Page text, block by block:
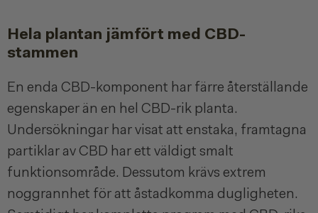
Hela plantan jämfört med CBD-
stammen
En enda CBD-komponent har färre återställande
egenskaper än en hel CBD-rik planta.
Undersökningar har visat att enstaka, framtagna
partiklar av CBD har ett väldigt smalt
funktionsområde. Dessutom krävs extrem
noggrannhet för att åstadkomma dugligheten.